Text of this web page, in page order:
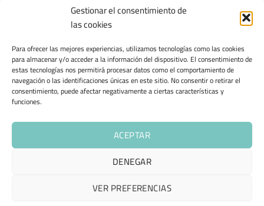
Gestionar el consentimiento de
las cookies
Para ofrecer las mejores experiencias, utilizamos tecnologías como las cookies
para almacenar y/o acceder a la información del dispositivo. El consentimiento de
estas tecnologías nos permitirá procesar datos como el comportamiento de
navegación o las identificaciones únicas en este sitio. No consentir o retirar el
consentimiento, puede afectar negativamente a ciertas características y
funciones.
ACEPTAR
DENEGAR
VER PREFERENCIAS
CONFIANZA & ESPECIALIZACIÓN
Sello de Confianza
Empresas Verificadas +100 Protocolos Online
Migración desde otro proveedor
Hosting ecológico + IA
Hosting Empresarial 360
POLÍTICA DE PRIVACIDAD POLÍTICA DE COOKIES (UE)
TÉRMINOS Y CONDICIONES ENVÍO Y DEVOLUCIONES